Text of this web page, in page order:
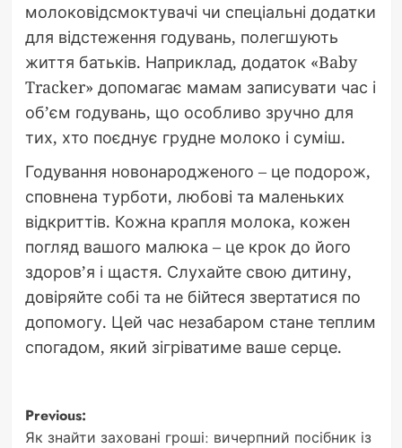
молоковідсмоктувачі чи спеціальні додатки
для відстеження годувань, полегшують
життя батьків. Наприклад, додаток «Baby
Tracker» допомагає мамам записувати час і
об’єм годувань, що особливо зручно для
тих, хто поєднує грудне молоко і суміш.
Годування новонародженого – це подорож,
сповнена турботи, любові та маленьких
відкриттів. Кожна крапля молока, кожен
погляд вашого малюка – це крок до його
здоров’я і щастя. Слухайте свою дитину,
довіряйте собі та не бійтеся звертатися по
допомогу. Цей час незабаром стане теплим
спогадом, який зігріватиме ваше серце.
Post
Previous:
Як знайти заховані гроші: вичерпний посібник із